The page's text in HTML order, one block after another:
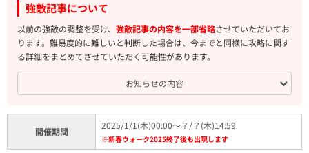
強敵記事について
以前の強敵の調整を受け、 強敵記事の内容を一部省略させていただいてお
ります。難易度的に難しいと判断した場合は、今までと同様に攻略に関す
る詳細をまとめてさせていただく可能性があります。
お知らせの内容
開催期間
2025/1/1(木)00:00～？/？(木)14:59
※新春ウォーク2025終了後も出現します